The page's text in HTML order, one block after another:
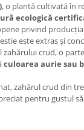
), o plantă cultivată în
ecologică
privind producția
este extras și
zahărului crud, o
culoarea aurie sau
zahărul crud din
pentru gustul